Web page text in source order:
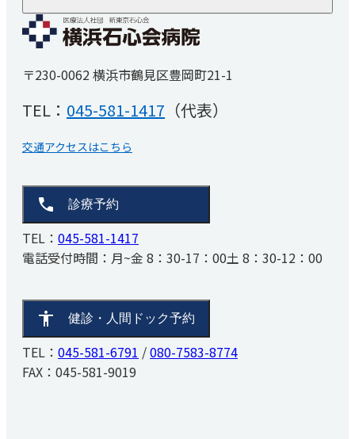
麻酔科
（SAS）外来
リハビリテーション科
〒230-0062 横浜市鶴見区豊岡町21-1
TEL： 045-581-1417 （代表）
交通アクセスはこちら
診療予約
TEL： 045-581-1417
電話受付時間： 月~金 8：30-17：00土 8：30-12：00
健診・人間ドック予約
TEL： 045-581-6791 /080-7583-8774
FAX：045-581-9019
看護師採用
医療技術職採用
事務職その他採用
よくあるご質問
医療関係者の方へ
患者さんの権利と義務